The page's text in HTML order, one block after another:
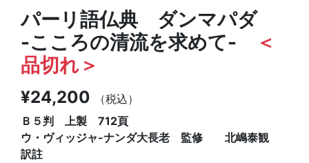
パーリ語仏典 ダンマパダ
-こころの清流を求めて-
＜
品切れ＞
¥24,200
（税込）
Ｂ５判 上製 712頁
ウ・ヴィッジャ-ナンダ大長老 監修 北嶋泰観
訳註